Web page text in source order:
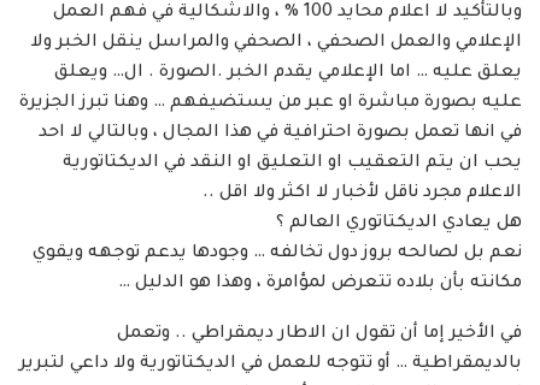
وبالتأكيد لا اعلام محايد 100 % ، والاشكالية في فهم العمل
الإعلامي والعمل الصحفي ، الصحفي والمراسل ينقل الخبر ولا
يعلق عليه … اما الإعلامي يقدم الخبر .الصورة . ال… ويعلق
عليه بصورة مباشرة او عبر من يستضيفهم … وهنا تبرز الجزيرة
في انها تعمل بصورة احترافية في هذا المجال ، وبالتالي لا احد
يحب ان يتم التعقيب او التعليق او النقد في الديكتاتورية
الاعلام مجرد ناقل لأخبار لا اكثر ولا اقل ..
هل يعادي الديكتاتوري العالم ؟
نعم بل لصالحه بروز دول تخالفه … وجودها يدعم توجهه ويقوي
مكانته بأن بلاده تتعرض لمؤامرة ، وهذا هو الدليل …
في الأخير إما أن تقول ان الاطار ديمقراطي .. وتعمل
بالديمقراطية … أو تتوجه للعمل في الديكتاتورية ولا داعي لتبرير